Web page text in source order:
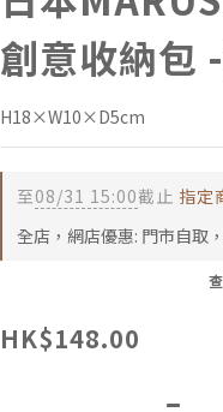
創意收納包
H18×W10×D5cm
至08/31 15:00截止 指定
全店，網店優惠: 門市自取
HK$148.00